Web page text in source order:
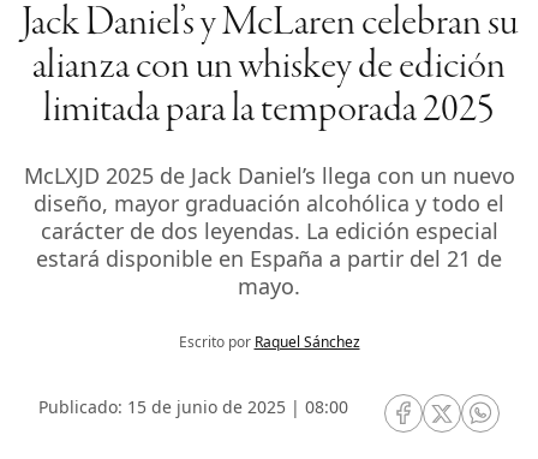
Jack Daniel’s y McLaren celebran su
alianza con un whiskey de edición
limitada para la temporada 2025
McLXJD 2025 de Jack Daniel’s llega con un nuevo
diseño, mayor graduación alcohólica y todo el
carácter de dos leyendas. La edición especial
estará disponible en España a partir del 21 de
mayo.
Escrito por Raquel Sánchez
Publicado: 15 de junio de 2025 | 08:00
RRSS Facebook
RRSSRRSS